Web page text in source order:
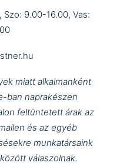
9.00-16.00, Vas:
miatt alkalmanként
ban naprakészen
feltüntetett árak az
és az egyéb
munkatársaink
válaszolnak.